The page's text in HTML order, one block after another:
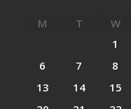
M T W
1
6
7 8
13
14 15